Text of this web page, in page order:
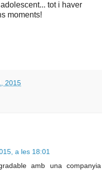
tot i haver
moments!
2015
a les 18:01
amb una companyia